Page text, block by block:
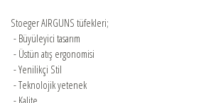
Stoeger AIRGUNS tüfekleri;
- Büyüleyici tasarım
- Üstün atış ergonomisi
- Yenilikçi Stil
- Teknolojik yetenek